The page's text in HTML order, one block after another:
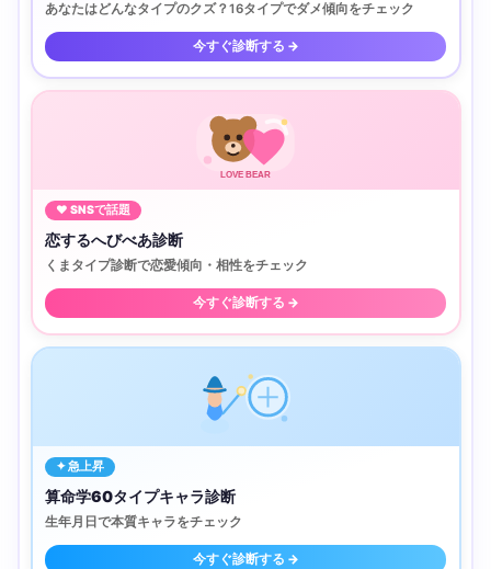
あなたはどんなタイプのクズ？16タイプでダメ傾向をチェック
今すぐ診断する →
LOVE BEAR
♥ SNSで話題
恋するへびべあ診断
くまタイプ診断で恋愛傾向・相性をチェック
今すぐ診断する →
✦ 急上昇
算命学60タイプキャラ診断
生年月日で本質キャラをチェック
今すぐ診断する →